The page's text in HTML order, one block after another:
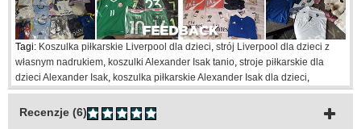
Tagi: Koszulka piłkarskie Liverpool dla dzieci, strój Liverpool dla dzieci z
własnym nadrukiem, koszulki Alexander Isak tanio, stroje piłkarskie dla
dzieci Alexander Isak, koszulka piłkarskie Alexander Isak dla dzieci,
Recenzje (6)